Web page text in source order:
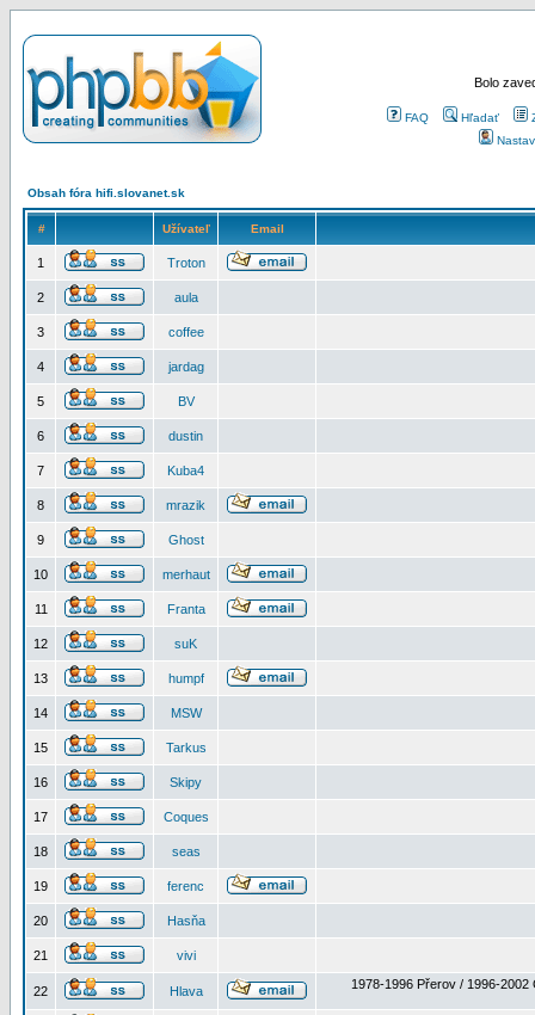
Bolo
FAQ Hľadať
Obsah fóra hifi.slovanet.sk
# Užívateľ Email
1 Troton
2 aula
3 coffee
4 jardag
5 BV
6 dustin
7 Kuba4
8 mrazik
9 Ghost
10 merhaut
11 Franta
12 suK
13 humpf
14 MSW
15 Tarkus
16 Skipy
17 Coques
18 seas
19 ferenc
20 Hasňa
21 vivi
22 Hlava 1978-1996 Přerov / 1996-2002